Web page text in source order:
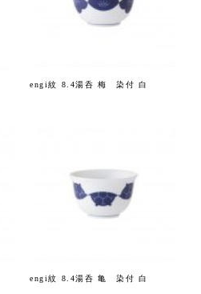
engi紋 8.4湯呑 梅 染付 白
engi紋 8.4湯呑 亀 染付 白